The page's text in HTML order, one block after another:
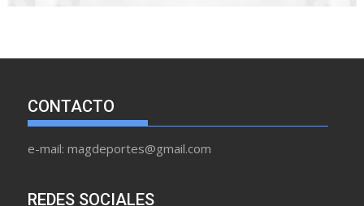
CONTACTO
e-mail: magdeportes@gmail.com
REDES SOCIALES